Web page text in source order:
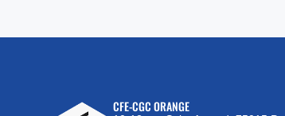
CFE-CGC ORANGE